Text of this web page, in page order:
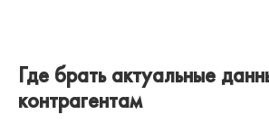
Где брать актуальные
контрагентам